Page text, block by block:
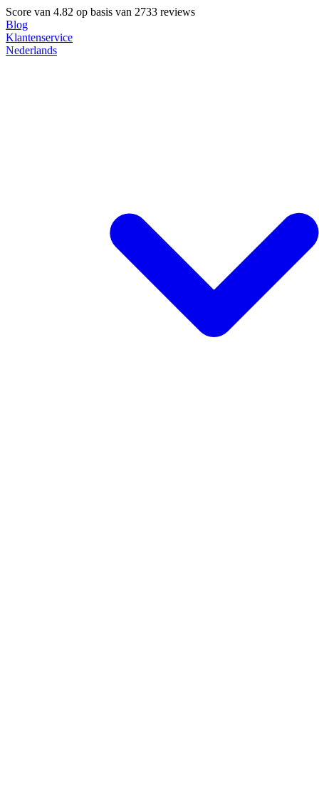
Score van 4.82 op basis van 2733 reviews
Blog
Klantenservice
Nederlands